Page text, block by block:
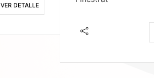
VER DETALLE